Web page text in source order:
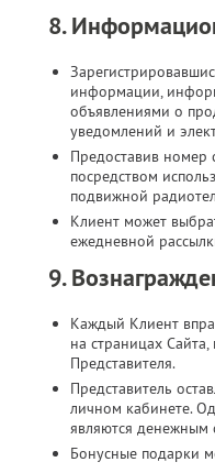
8.
информации,
объявлениями о
уведомлений и
Предоставив номер
посредством
подвижной
Клиент может
ежедневной
9.
Каждый Клиент
на страницах
Представителя.
Представитель
личном кабинете.
являются денежным
Бонусные подарки